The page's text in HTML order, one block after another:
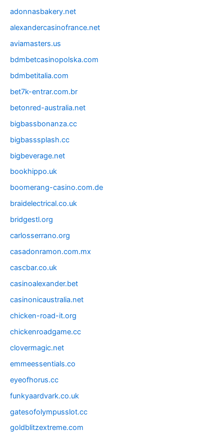
adonnasbakery.net
alexandercasinofrance.net
aviamasters.us
bdmbetcasinopolska.com
bdmbetitalia.com
bet7k-entrar.com.br
betonred-australia.net
bigbassbonanza.cc
bigbasssplash.cc
bigbeverage.net
bookhippo.uk
boomerang-casino.com.de
braidelectrical.co.uk
bridgestl.org
carlosserrano.org
casadonramon.com.mx
cascbar.co.uk
casinoalexander.bet
casinonicaustralia.net
chicken-road-it.org
chickenroadgame.cc
clovermagic.net
emmeessentials.co
eyeofhorus.cc
funkyaardvark.co.uk
gatesofolympusslot.cc
goldblitzextreme.com